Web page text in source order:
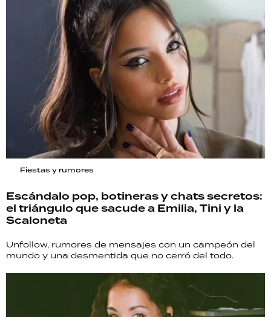
Fiestas y rumores
Escándalo pop, botineras y chats secretos:
el triángulo que sacude a Emilia, Tini y la
Scaloneta
Unfollow, rumores de mensajes con un campeón del
mundo y una desmentida que no cerró del todo.